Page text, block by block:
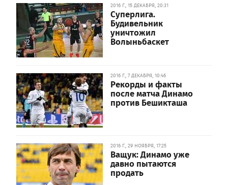
2016 Г., 15 ДЕКАБРЯ, 20:31
Суперлига.
Будивельник
уничтожил
Волыньбаскет
2016 Г., 7 ДЕКАБРЯ, 10:46
Рекорды и факты
после матча Динамо
против Бешикташа
2016 Г., 29 НОЯБРЯ, 17:25
Ващук: Динамо уже
давно пытаются
продать